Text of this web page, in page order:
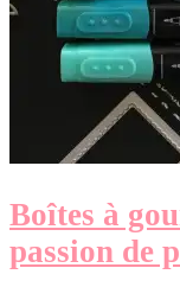
Boîtes à
passion de